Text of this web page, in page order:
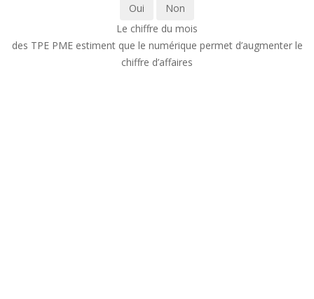
Oui
Non
Le chiffre du mois
des TPE PME estiment que le numérique permet d’augmenter le
chiffre d’affaires